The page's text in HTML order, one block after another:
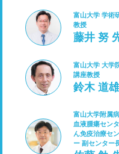
富山大学 学術
教授
藤井 努
富山大学 大学
講座教授
鈴木 道
富山大学附属
血液腫瘍セン
ん免疫治療セ
ー 副センター